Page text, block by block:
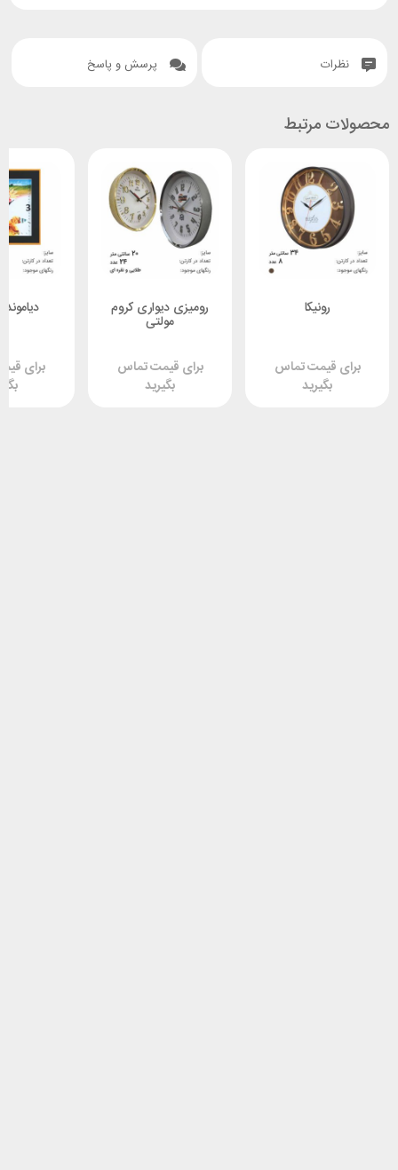
نظرات پرسش و پاسخ
محصولات مرتبط
رونیکا
برای قیمت تماس
بگیرید
رومیزی دیواری کروم
مولتی
برای قیمت تماس
بگیرید
دیاموند 4 گوش
برای